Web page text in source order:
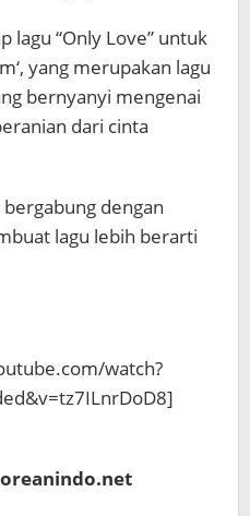
lagu “Only Love” untuk
yang merupakan lagu
bernyanyi mengenai
dari cinta
bergabung dengan
lagu lebih berarti
watch?